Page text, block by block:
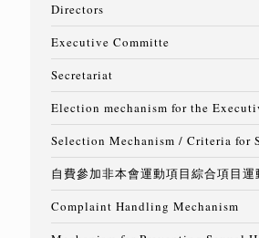
Directors
Executive Committe
Secretariat
Election mechanism for the
Selection Mechanism / Criteria for
自費參加非本會運動項目綜合項目運
Complaint Handling Mechanism